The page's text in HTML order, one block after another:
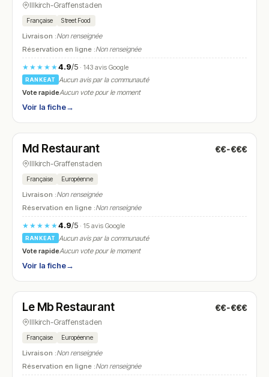
Illkirch-Graffenstaden
Française Street Food
Livraison :Non renseignée
Réservation en ligne :Non renseignée
★★★★★4.9/5· 143 avis Google
RANKEAT
Aucun avis par la communauté
Vote rapideAucun vote pour le moment
Voir la fiche→
N° 7
Md Restaurant €€-€€€
Illkirch-Graffenstaden
Française Européenne
Livraison :Non renseignée
Réservation en ligne :Non renseignée
★★★★★4.9/5· 15 avis Google
RANKEAT
Aucun avis par la communauté
Vote rapideAucun vote pour le moment
Voir la fiche→
N° 8
Le Mb Restaurant €€-€€€
Illkirch-Graffenstaden
Française Européenne
Livraison :Non renseignée
Réservation en ligne :Non renseignée